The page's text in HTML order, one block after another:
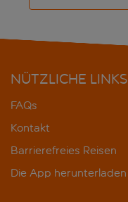
NÜTZLICHE LINKS
FAQs
Kontakt
Barrierefreies Reisen
Die App herunterladen